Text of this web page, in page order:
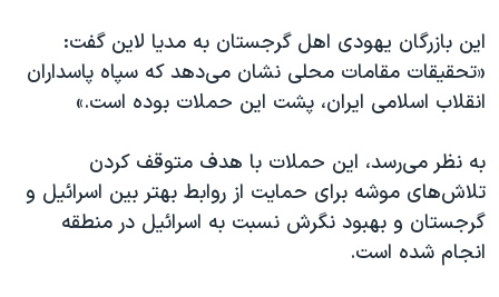
سفر پرزیدنت ترامپ به چین
این بازرگان یهودی اهل گرجستان به مدیا‌ لاین گفت:
«تحقیقات مقامات محلی نشان می‌دهد که سپاه پاسداران
انقلاب اسلامی ایران، پشت این حملات بوده است.»
به نظر می‌رسد، این حملات با هدف متوقف کردن
تلاش‌های موشه برای حمایت از روابط بهتر بین اسرائیل و
گرجستان و بهبود نگرش نسبت به اسرائیل در منطقه
انجام شده است.